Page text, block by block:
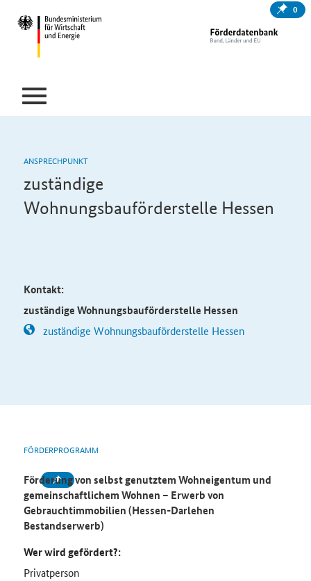
0
ANSPRECHPUNKT
zuständige
Wohnungsbauförderstelle Hessen
Kontakt:
zuständige Wohnungsbauförderstelle Hessen
zuständige Wohnungsbauförderstelle Hessen
FÖRDERPROGRAMM
Förderung von selbst genutztem Wohneigentum und
gemeinschaftlichem Wohnen – Erwerb von
Gebrauchtimmobilien (Hessen-Darlehen
Bestandserwerb)
Wer wird gefördert?:
Privatperson